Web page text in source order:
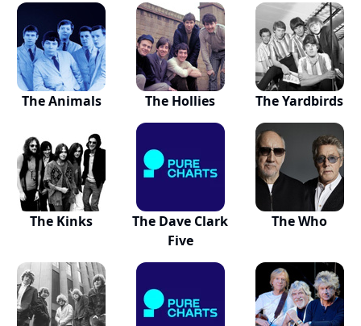
The Animals The Hollies The Yardbirds
The Kinks
The Dave Clark
Five
The Who